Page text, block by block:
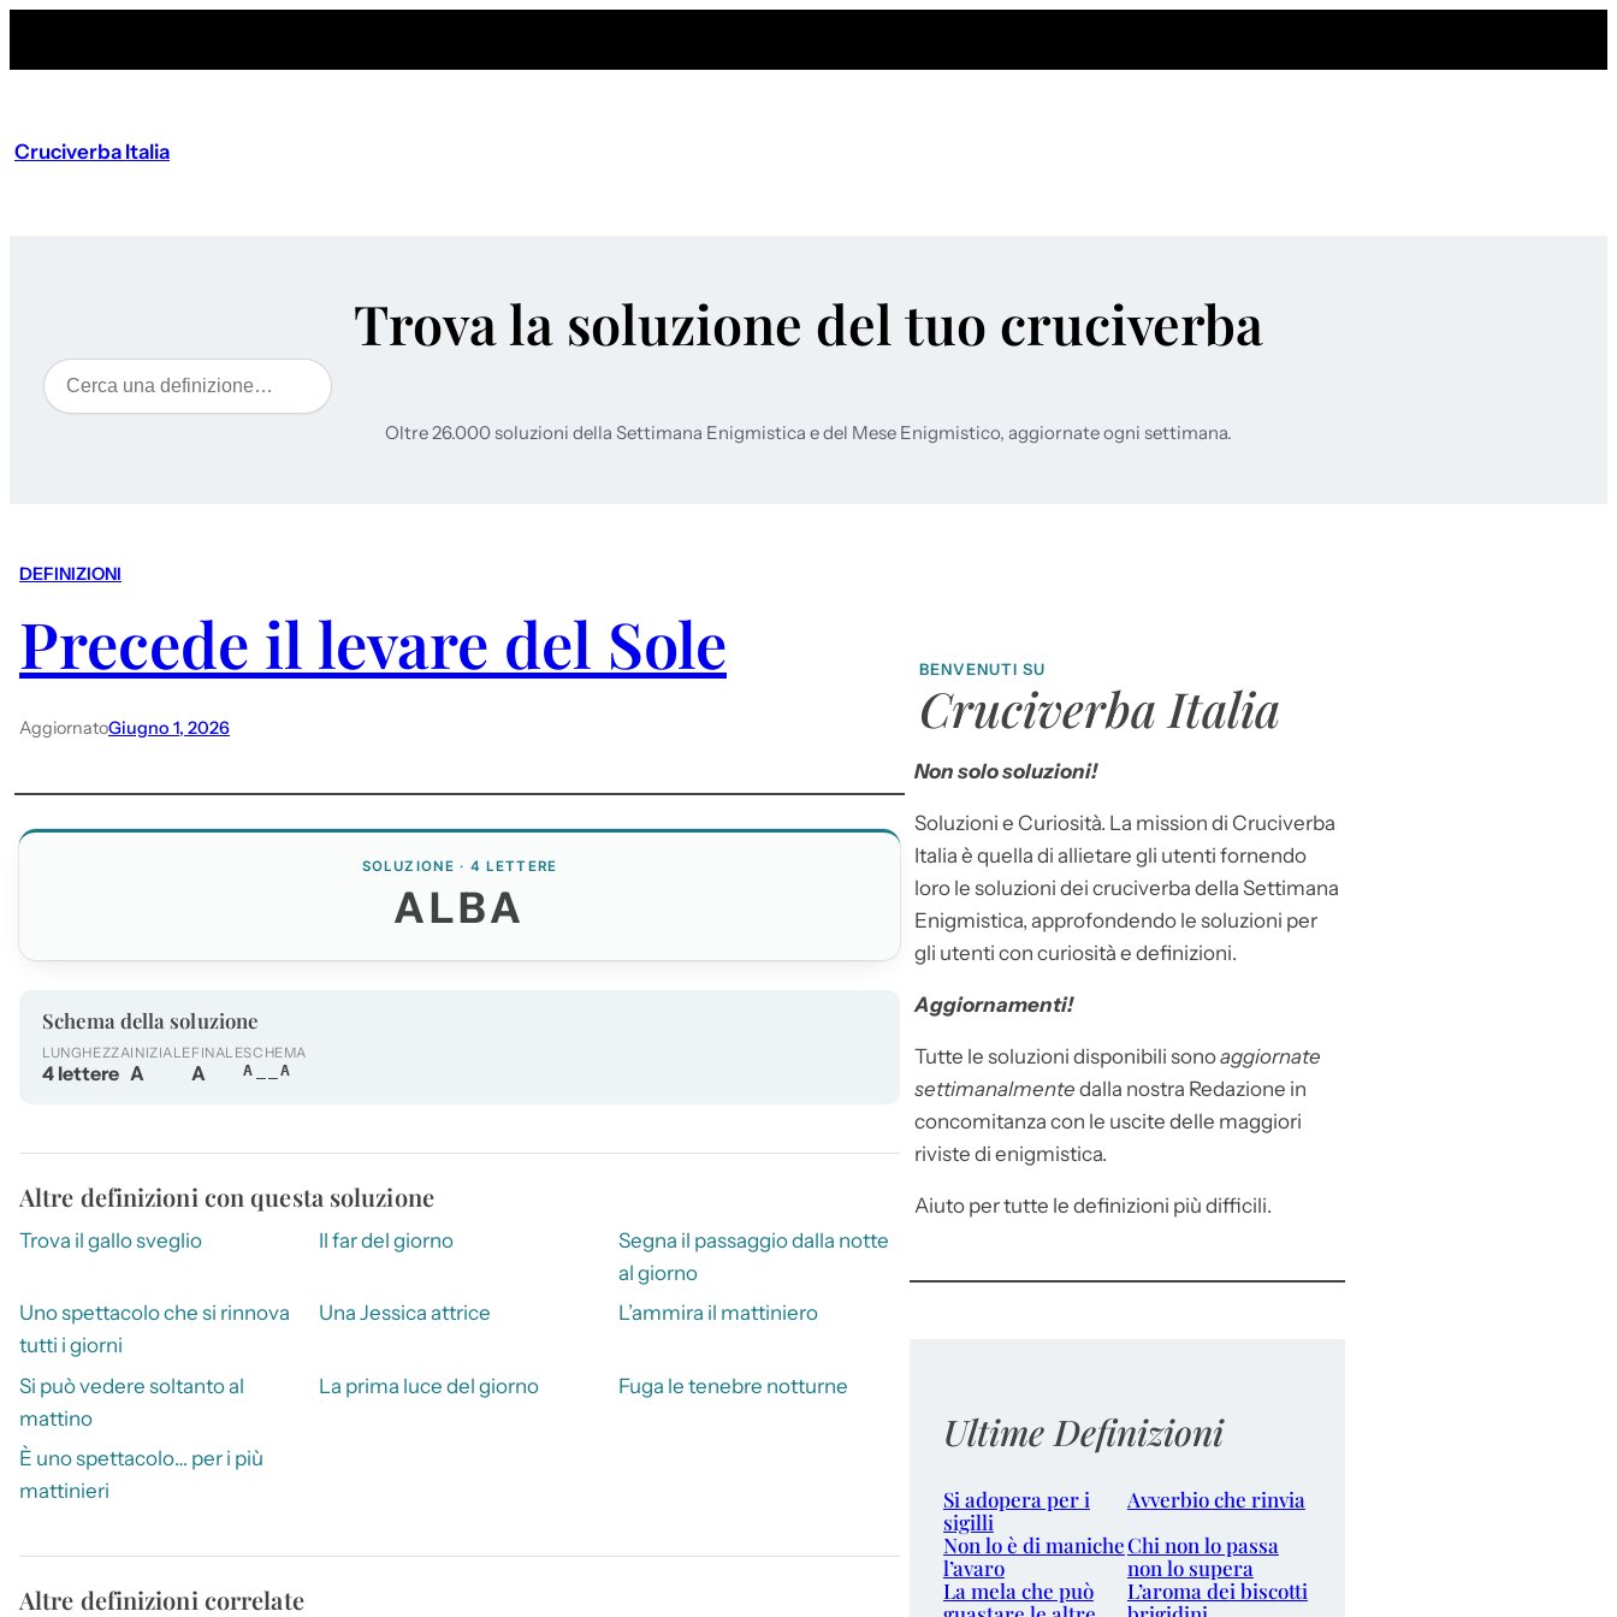
Cruciverba Italia
Trova la soluzione del tuo cruciverba
Cerca
Oltre 26.000 soluzioni della Settimana Enigmistica e del Mese Enigmistico, aggiornate ogni settimana.
DEFINIZIONI
Precede il levare del Sole
AggiornatoGiugno 1, 2026
SOLUZIONE · 4 LETTERE
ALBA
Schema della soluzione
LUNGHEZZA
4 lettere
INIZIALE
A
FINALE
A
SCHEMA
A__A
Altre definizioni con questa soluzione
Trova il gallo sveglio Il far del giorno
Segna il passaggio dalla notte
al giorno
Uno spettacolo che si rinnova
tutti i giorni
Una Jessica attrice L’ammira il mattiniero
Si può vedere soltanto al
mattino
La prima luce del giorno Fuga le tenebre notturne
È uno spettacolo… per i più
mattinieri
Altre definizioni correlate
BENVENUTI SU
Cruciverba Italia
Non solo soluzioni!
Soluzioni e Curiosità. La mission di Cruciverba
Italia è quella di allietare gli utenti fornendo
loro le soluzioni dei cruciverba della Settimana
Enigmistica, approfondendo le soluzioni per
gli utenti con curiosità e definizioni.
Aggiornamenti!
Tutte le soluzioni disponibili sonoaggiornate
settimanalmente dalla nostra Redazione in
concomitanza con le uscite delle maggiori
riviste di enigmistica.
Aiuto per tutte le definizioni più difficili.
Ultime Definizioni
Si adopera per i
sigilli
Avverbio che rinvia
Non lo è di maniche
l’avaro
Chi non lo passa
non lo supera
La mela che può
L’aroma dei biscotti